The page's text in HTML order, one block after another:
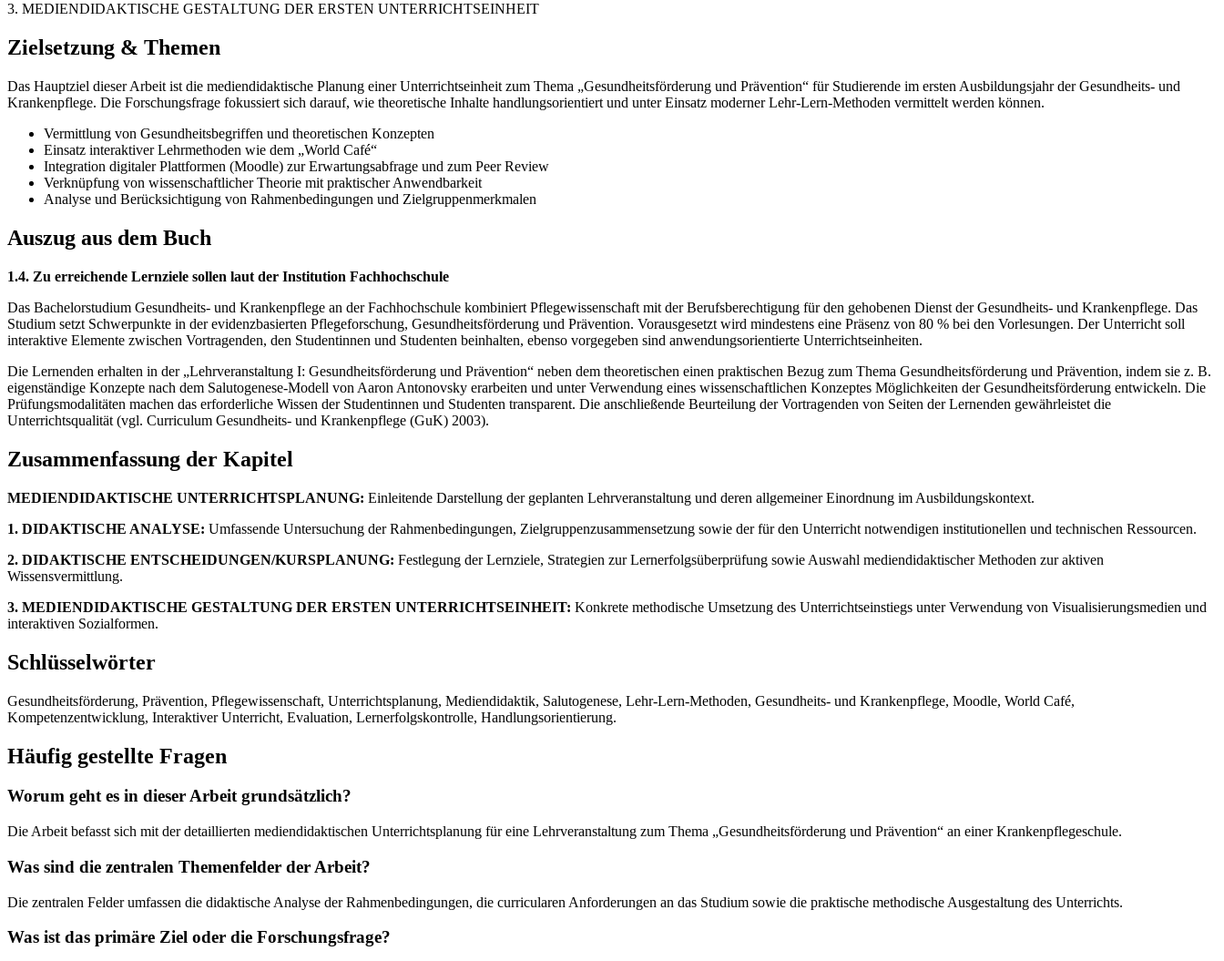
3. MEDIENDIDAKTISCHE GESTALTUNG DER ERSTEN UNTERRICHTSEINHEIT
Zielsetzung & Themen
Das Hauptziel dieser Arbeit ist die mediendidaktische Planung einer Unterrichtseinheit zum Thema „Gesundheitsförderung und Prävention“ für Studierende im ersten Ausbildungsjahr der Gesundheits- und
Krankenpflege. Die Forschungsfrage fokussiert sich darauf, wie theoretische Inhalte handlungsorientiert und unter Einsatz moderner Lehr-Lern-Methoden vermittelt werden können.
Vermittlung von Gesundheitsbegriffen und theoretischen Konzepten
Einsatz interaktiver Lehrmethoden wie dem „World Café“
Integration digitaler Plattformen (Moodle) zur Erwartungsabfrage und zum Peer Review
Verknüpfung von wissenschaftlicher Theorie mit praktischer Anwendbarkeit
Analyse und Berücksichtigung von Rahmenbedingungen und Zielgruppenmerkmalen
Auszug aus dem Buch
1.4. Zu erreichende Lernziele sollen laut der Institution Fachhochschule
Das Bachelorstudium Gesundheits- und Krankenpflege an der Fachhochschule kombiniert Pflegewissenschaft mit der Berufsberechtigung für den gehobenen Dienst der Gesundheits- und Krankenpflege. Das
Studium setzt Schwerpunkte in der evidenzbasierten Pflegeforschung, Gesundheitsförderung und Prävention. Vorausgesetzt wird mindestens eine Präsenz von 80 % bei den Vorlesungen. Der Unterricht soll
interaktive Elemente zwischen Vortragenden, den Studentinnen und Studenten beinhalten, ebenso vorgegeben sind anwendungsorientierte Unterrichtseinheiten.
Die Lernenden erhalten in der „Lehrveranstaltung I: Gesundheitsförderung und Prävention“ neben dem theoretischen einen praktischen Bezug zum Thema Gesundheitsförderung und Prävention, indem sie z. B.
eigenständige Konzepte nach dem Salutogenese-Modell von Aaron Antonovsky erarbeiten und unter Verwendung eines wissenschaftlichen Konzeptes Möglichkeiten der Gesundheitsförderung entwickeln. Die
Prüfungsmodalitäten machen das erforderliche Wissen der Studentinnen und Studenten transparent. Die anschließende Beurteilung der Vortragenden von Seiten der Lernenden gewährleistet die
Unterrichtsqualität (vgl. Curriculum Gesundheits- und Krankenpflege (GuK) 2003).
Zusammenfassung der Kapitel
MEDIENDIDAKTISCHE UNTERRICHTSPLANUNG: Einleitende Darstellung der geplanten Lehrveranstaltung und deren allgemeiner Einordnung im Ausbildungskontext.
1. DIDAKTISCHE ANALYSE: Umfassende Untersuchung der Rahmenbedingungen, Zielgruppenzusammensetzung sowie der für den Unterricht notwendigen institutionellen und technischen Ressourcen.
2. DIDAKTISCHE ENTSCHEIDUNGEN/KURSPLANUNG: Festlegung der Lernziele, Strategien zur Lernerfolgsüberprüfung sowie Auswahl mediendidaktischer Methoden zur aktiven
Wissensvermittlung.
3. MEDIENDIDAKTISCHE GESTALTUNG DER ERSTEN UNTERRICHTSEINHEIT: Konkrete methodische Umsetzung des Unterrichtseinstiegs unter Verwendung von Visualisierungsmedien und
interaktiven Sozialformen.
Schlüsselwörter
Gesundheitsförderung, Prävention, Pflegewissenschaft, Unterrichtsplanung, Mediendidaktik, Salutogenese, Lehr-Lern-Methoden, Gesundheits- und Krankenpflege, Moodle, World Café,
Kompetenzentwicklung, Interaktiver Unterricht, Evaluation, Lernerfolgskontrolle, Handlungsorientierung.
Häufig gestellte Fragen
Worum geht es in dieser Arbeit grundsätzlich?
Die Arbeit befasst sich mit der detaillierten mediendidaktischen Unterrichtsplanung für eine Lehrveranstaltung zum Thema „Gesundheitsförderung und Prävention“ an einer Krankenpflegeschule.
Was sind die zentralen Themenfelder der Arbeit?
Die zentralen Felder umfassen die didaktische Analyse der Rahmenbedingungen, die curricularen Anforderungen an das Studium sowie die praktische methodische Ausgestaltung des Unterrichts.
Was ist das primäre Ziel oder die Forschungsfrage?